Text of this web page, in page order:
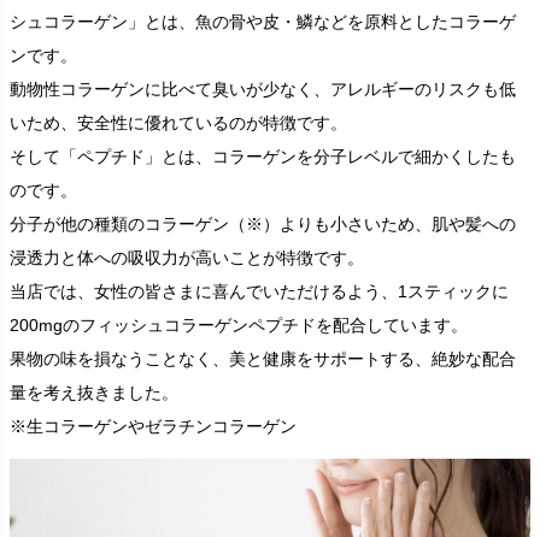
シュコラーゲン」とは、魚の骨や皮・鱗などを原料としたコラーゲ
ンです。
動物性コラーゲンに比べて臭いが少なく、アレルギーのリスクも低
いため、安全性に優れているのが特徴です。
そして「ペプチド」とは、コラーゲンを分子レベルで細かくしたも
のです。
分子が他の種類のコラーゲン（※）よりも小さいため、肌や髪への
浸透力と体への吸収力が高いことが特徴です。
当店では、女性の皆さまに喜んでいただけるよう、1スティックに
200mgのフィッシュコラーゲンペプチドを配合しています。
果物の味を損なうことなく、美と健康をサポートする、絶妙な配合
量を考え抜きました。
※生コラーゲンやゼラチンコラーゲン